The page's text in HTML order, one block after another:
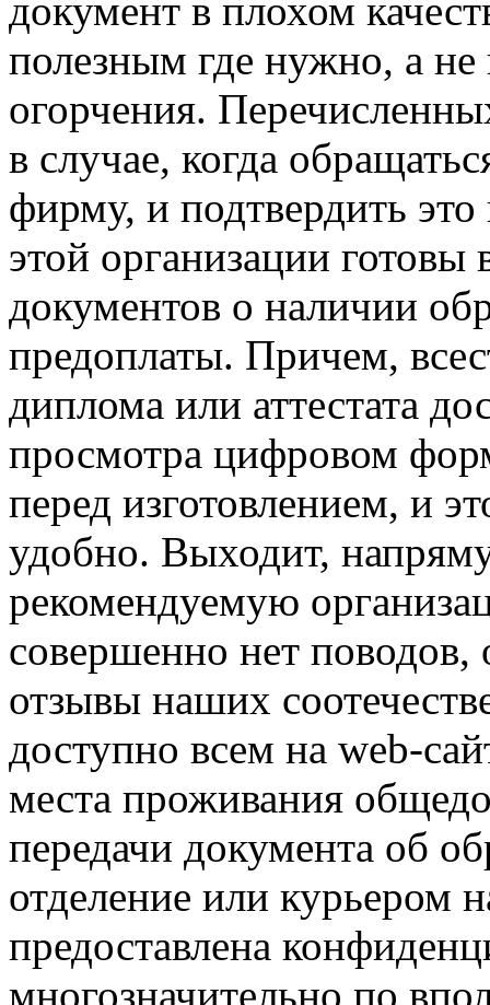
документ в плохом
полезным где нужно, а не
огорчения.
в случае, когда
фирму, и подтвердить
этой организации готовы
документов о наличии
предоплаты. Причем,
диплома или аттестата
просмотра цифровом
перед изготовлением, и
удобно. Выходит,
рекомендуемую
совершенно нет
отзывы наших
доступно всем на web-
места проживания
передачи документа об
отделение или курьером
предоставлена
многозначительно по